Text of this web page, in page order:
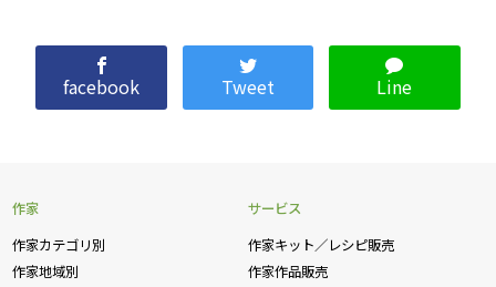
facebook Tweet Line
作家
作家カテゴリ別
作家地域別
サービス
作家キット／レシピ販売
作家作品販売